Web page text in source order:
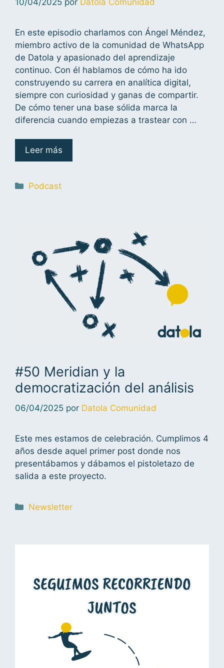
En este episodio charlamos con Ángel Méndez,
miembro activo de la comunidad de WhatsApp
de Datola y apasionado del aprendizaje
continuo. Con él hablamos de cómo ha ido
construyendo su carrera en analítica digital,
siempre con curiosidad y ganas de compartir.
De cómo tener una base sólida marca la
diferencia cuando empiezas a trastear con …
Leer más
Podcast
#50 Meridian y la
democratización del análisis
06/04/2025 por Datola Comunidad
Este mes estamos de celebración. Cumplimos 4
años desde aquel primer post donde nos
presentábamos y dábamos el pistoletazo de
salida a este proyecto.
Newsletter